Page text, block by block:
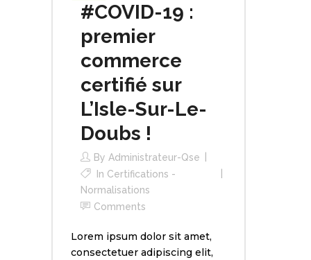
#COVID-19 :
premier
commerce
certifié sur
L’Isle-Sur-Le-
Doubs !
By Administrateur-Qse
In Certifications -
Normalisations
Comments
Lorem ipsum dolor sit amet,
consectetuer adipiscing elit,